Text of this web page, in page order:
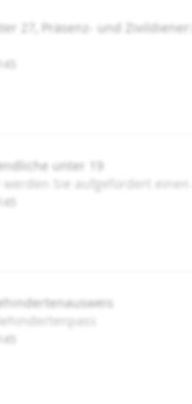
27, Präsenz- und
unter 19
Sie aufgefordert einen